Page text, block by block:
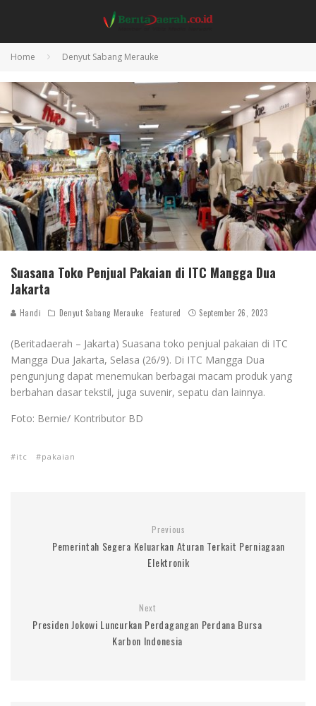
Home Denyut Sabang Merauke
Suasana Toko Penjual Pakaian di ITC Mangga Dua
Jakarta
Handi Denyut Sabang Merauke Featured September 26, 2023
(Beritadaerah – Jakarta) Suasana toko penjual pakaian di ITC
Mangga Dua Jakarta, Selasa (26/9). Di ITC Mangga Dua
pengunjung dapat menemukan berbagai macam produk yang
berbahan dasar tekstil, juga suvenir, sepatu dan lainnya.
Foto: Bernie/ Kontributor BD
itc pakaian
Previous
Pemerintah Segera Keluarkan Aturan Terkait Perniagaan
Elektronik
Next
Presiden Jokowi Luncurkan Perdagangan Perdana Bursa
Karbon Indonesia